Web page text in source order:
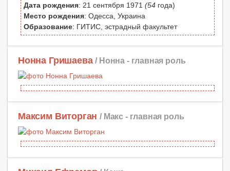
Дата рождения: 21 сентября 1971 (54 года)
Место рождения: Одесса, Украина
Образование: ГИТИС, эстрадный факультет
Нонна Гришаева / Нонна - главная роль
Максим Виторган / Макс - главная роль